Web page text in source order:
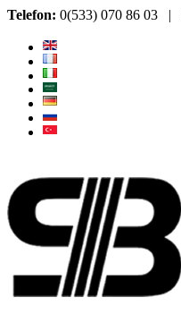
Telefon: 0(533) 070 86 03 |